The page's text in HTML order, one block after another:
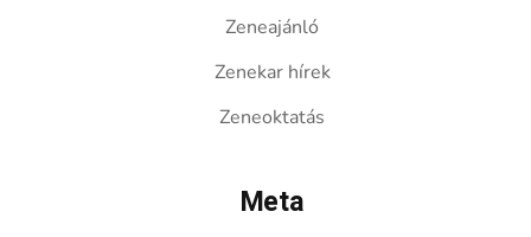
Zeneajánló
Zenekar hírek
Zeneoktatás
Meta